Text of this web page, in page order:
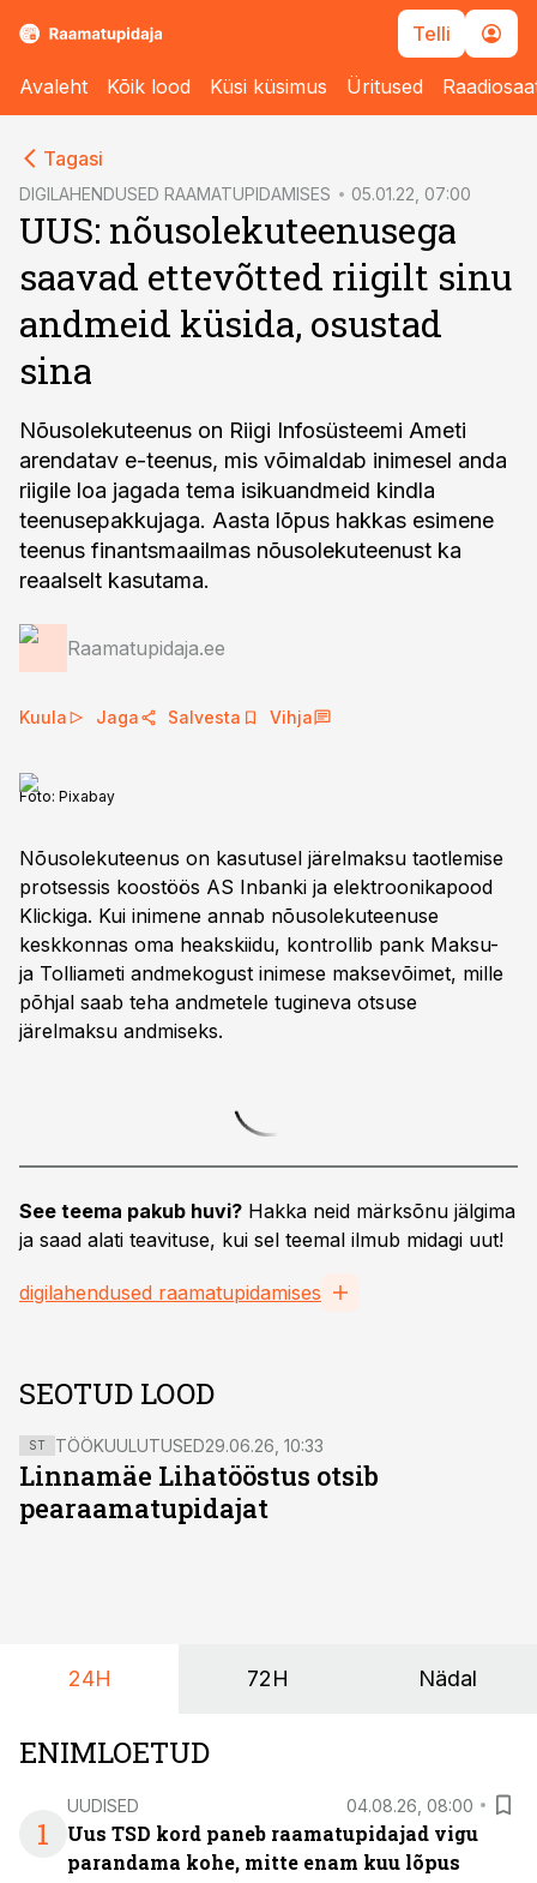
Telli
Avaleht Kõik lood Küsi küsimus Üritused
Tagasi
DIGILAHENDUSED RAAMATUPIDAMISES 05.01.22, 07:00
UUS: nõusolekuteenusega
saavad ettevõtted riigilt sinu
andmeid küsida, osustad
sina
Nõusolekuteenus on Riigi Infosüsteemi Ameti
arendatav e-teenus, mis võimaldab inimesel anda
riigile loa jagada tema isikuandmeid kindla
teenusepakkujaga. Aasta lõpus hakkas esimene
teenus finantsmaailmas nõusolekuteenust ka
reaalselt kasutama.
Raamatupidaja.ee
Kuula Jaga Salvesta Vihja
Foto: Pixabay
Nõusolekuteenus on kasutusel järelmaksu taotlemise
protsessis koostöös AS Inbanki ja elektroonikapood
Klickiga. Kui inimene annab nõusolekuteenuse
keskkonnas oma heakskiidu, kontrollib pank Maksu-
ja Tolliameti andmekogust inimese maksevõimet, mille
põhjal saab teha andmetele tugineva otsuse
järelmaksu andmiseks.
See teema pakub huvi? Hakka neid märksõnu jälgima
ja saad alati teavituse, kui sel teemal ilmub midagi uut!
digilahendused raamatupidamises
SEOTUD LOOD
ST TÖÖKUULUTUSED29.06.26, 10:33
Linnamäe Lihatööstus otsib
pearaamatupidajat
24H 72H Nädal
ENIMLOETUD
1
UUDISED 04.08.26, 08:00
Uus TSD kord paneb raamatupidajad vigu
parandama kohe, mitte enam kuu lõpus